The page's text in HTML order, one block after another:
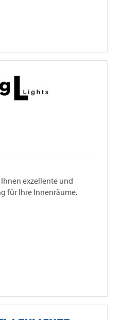
exzellente und
für Ihre Innenräume.